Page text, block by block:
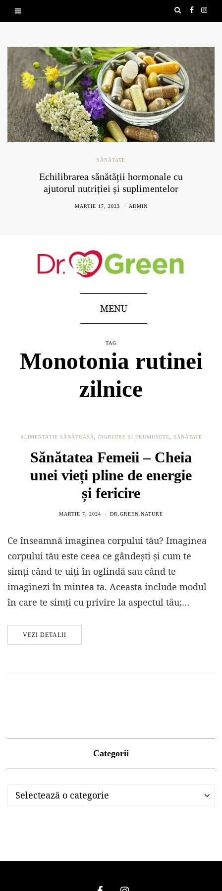
SĂNĂTATE
Echilibrarea sănătății hormonale cu
ajutorul nutriției și suplimentelor
MARTIE 17, 2023 ADMIN
MENU
TAG
Monotonia rutinei
zilnice
ALIMENTAȚIE SĂNĂTOASĂ ÎNGRIJIRE ȘI FRUMUSEȚE SĂNĂTATE
Sănătatea Femeii – Cheia
unei vieți pline de energie
și fericire
MARTIE 7, 2024 DR.GREEN.NATURE
Ce înseamnă imaginea corpului tău? Imaginea
corpului tău este ceea ce gândești și cum te
simți când te uiți în oglindă sau când te
imaginezi în mintea ta. Aceasta include modul
în care te simți cu privire la aspectul tău;…
VEZI DETALII
Categorii
Categorii
Selectează o categorie
Categorii